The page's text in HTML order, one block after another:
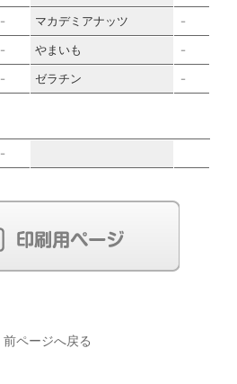
－ マカデミアナッツ －
－ やまいも －
－ ゼラチン －
－
前ページへ戻る